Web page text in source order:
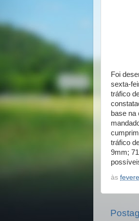
Foi
sexta-
tráfico
base na
tráfico
9mm;
às